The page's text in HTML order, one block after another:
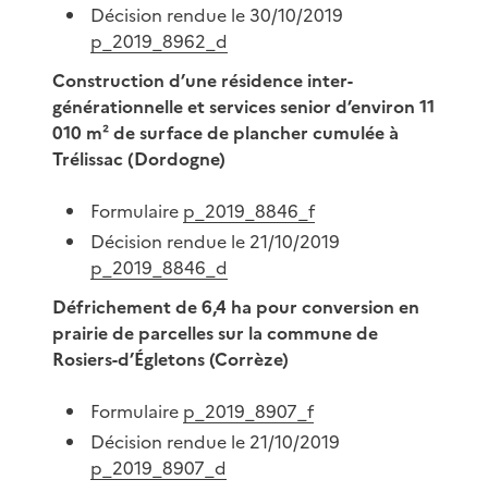
Décision rendue le 30/10/2019
p_2019_8962_d
Construction d’une résidence inter-
générationnelle et services senior d’environ 11
010 m² de surface de plancher cumulée à
Trélissac (Dordogne)
Formulaire p_2019_8846_f
Décision rendue le 21/10/2019
p_2019_8846_d
Défrichement de 6,4 ha pour conversion en
prairie de parcelles sur la commune de
Rosiers-d’Égletons (Corrèze)
Formulaire p_2019_8907_f
Décision rendue le 21/10/2019
p_2019_8907_d